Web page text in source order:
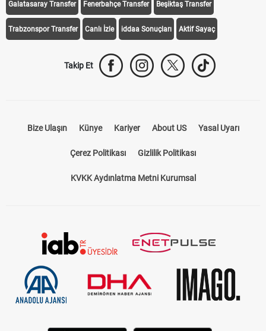
Galatasaray Transfer Fenerbahçe Transfer Beşiktaş Transfer
Trabzonspor Transfer Canlı İzle iddaa Sonuçları Aktif Sayaç